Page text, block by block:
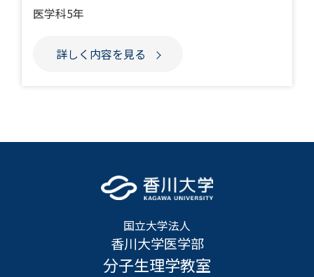
医学科5年
詳しく内容を見る
国立大学法人
香川大学医学部
分子生理学教室